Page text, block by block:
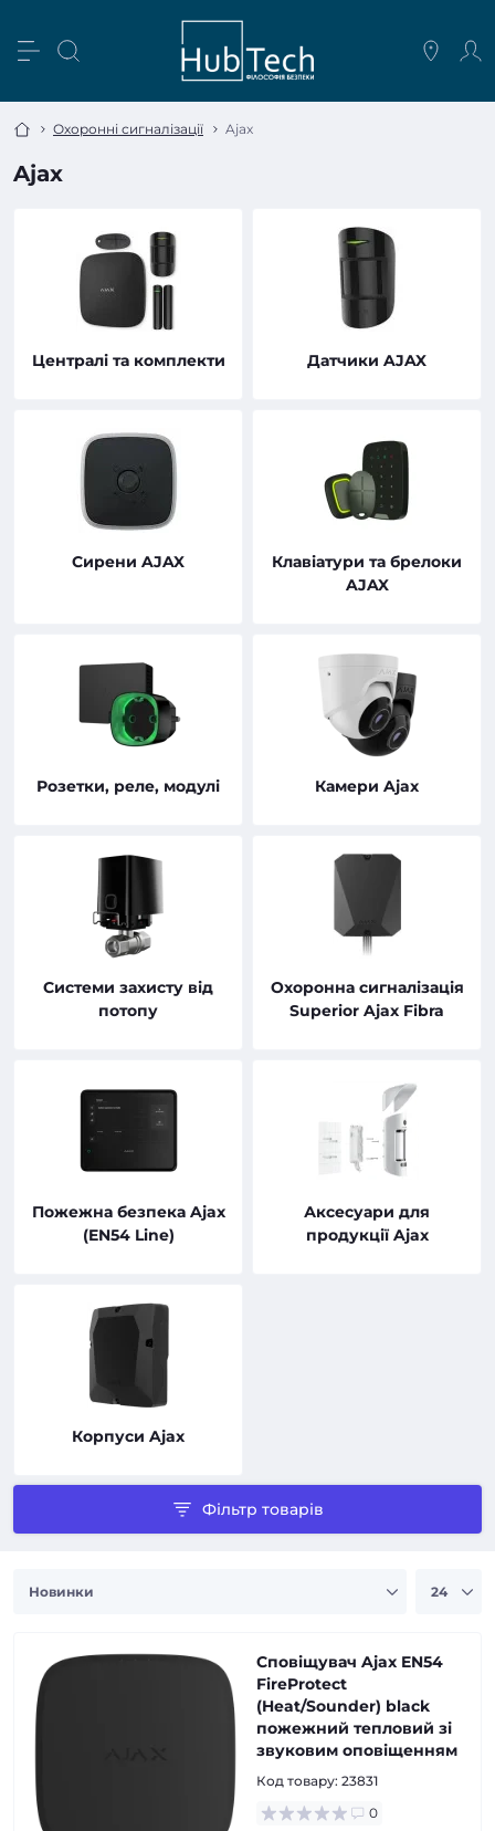
Охоронні сигналізації Ajax
Ajax
Централі та комплекти Датчики AJAX
Сирени AJAX
Клавіатури та брелоки
AJAX
Розетки, реле, модулі Камери Ajax
Системи захисту від
потопу
Охоронна сигналізація
Superior Ajax Fibra
Пожежна безпека Ajax
(EN54 Line)
Аксесуари для
продукції Ajax
Корпуси Ajax
Фільтр товарів
Сповіщувач Ajax EN54
FireProtect
(Heat/Sounder) black
пожежний тепловий зі
звуковим оповіщенням
Код товару: 23831
0